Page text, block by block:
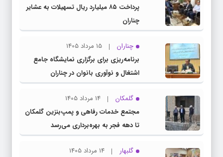
پرداخت ۸۵ میلیارد ریال تسهیلات به عشایر
چناران
چناران
15 مرداد 1405
برنامه‌ریزی برای برگزاری نمایشگاه جامع
اشتغال و نوآوری بانوان در چناران
گلمکان
14 مرداد 1405
مجتمع خدمات رفاهی و پمپ‌بنزین گلمکان
تا دهه فجر به بهره‌برداری می‌رسد
گلبهار
14 مرداد 1405